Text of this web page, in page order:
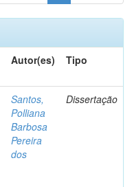
Autor(es) Tipo
Santos,
Polliana
Barbosa
Pereira
dos
Dissertação